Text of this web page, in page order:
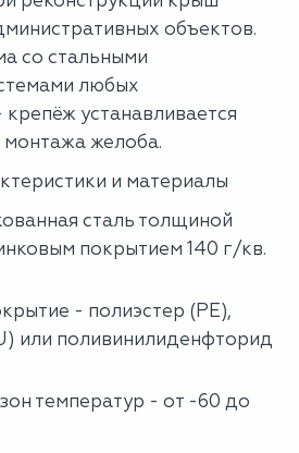
объектов.
со стальными
любых
устанавливается
желоба.
и материалы
сталь толщиной
покрытием 140 г/кв.
- полиэстер (PE),
или поливинилиденфторид
температур - от -60 до